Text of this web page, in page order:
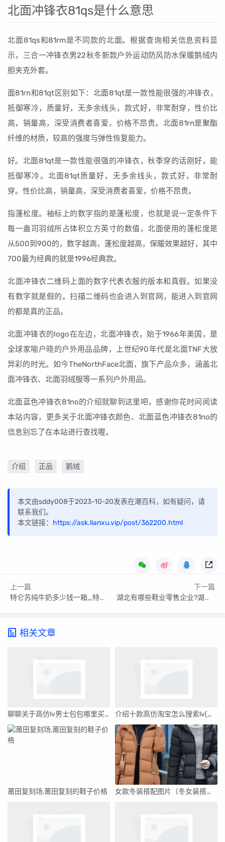
北面冲锋衣81qs是什么意思
北面81qs和81rm是不同款的北面。根据查询相关信息资料显
示，三合一冲锋衣男22秋冬新款户外运动防风防水保暖鹅绒内
胆夹克外套。
面81rn和81qt区别如下：北面81qt是一款性能很强的冲锋衣，
抵御寒冷，质量好，无多余线头，款式好，非常耐穿，性价比
高，销量高，深受消费者喜爱，价格不昂贵。北面81rn是聚酯
纤维的材质，较高的强度与弹性恢复能力。
好。北面81qt是一款性能很强的冲锋衣，秋季穿的话刚好，能
抵御寒冷。北面81qt质量好，无多余线头，款式好，非常耐
穿。性价比高，销量高，深受消费者喜爱，价格不昂贵。
指蓬松度。袖标上的数字指的是蓬松度，也就是说一定条件下
每一盎司羽绒所占体积立方英寸的数值，北面使用的蓬松度是
从500到900的，数字越高，蓬松度越高，保暖效果越好，其中
700最为经典的就是1996经典款。
北面冲锋衣二维码上面的数字代表衣服的版本和真假。如果没
有数字就是假的。扫描二维码也会进入到官网，能进入到官网
的都是真的正品。
北面冲锋衣的logo在左边，北面冲锋衣，始于1966年美国，是
全球家喻户晓的户外用品品牌，上世纪90年代是北面TNF大放
异彩的时光。如今TheNorthFace北面，旗下产品众多，涵盖北
面冲锋衣、北面羽绒服等一系列户外用品。
北面蓝色冲锋衣81no的介绍就聊到这里吧，感谢你花时间阅读
本站内容，更多关于北面冲锋衣颜色、北面蓝色冲锋衣81no的
信息别忘了在本站进行查找喔。
介绍 正品 鹅绒
本文由sddy008于2023-10-20发表在潮百科，如有疑问，请
联系我们。
本文链接： https://ask.lianxu.vip/post/362200.html
上一篇
特仑苏纯牛奶多少钱一箱_特仑苏纯牛奶多少钱一箱10盒
下一篇
湖北有哪些鞋业零售企业?湖北有哪些鞋业零售企业招聘
相关文章
聊聊关于高仿lv男士包包哪里买(答案揭晓) 介绍十款高仿淘宝怎么搜索lv(淘宝怎么搜索两年前的订单)
莆田复刻场,莆田复刻的鞋子价格 女款冬装搭配图片（冬女装搭配）